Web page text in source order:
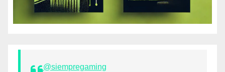
@siempregaming